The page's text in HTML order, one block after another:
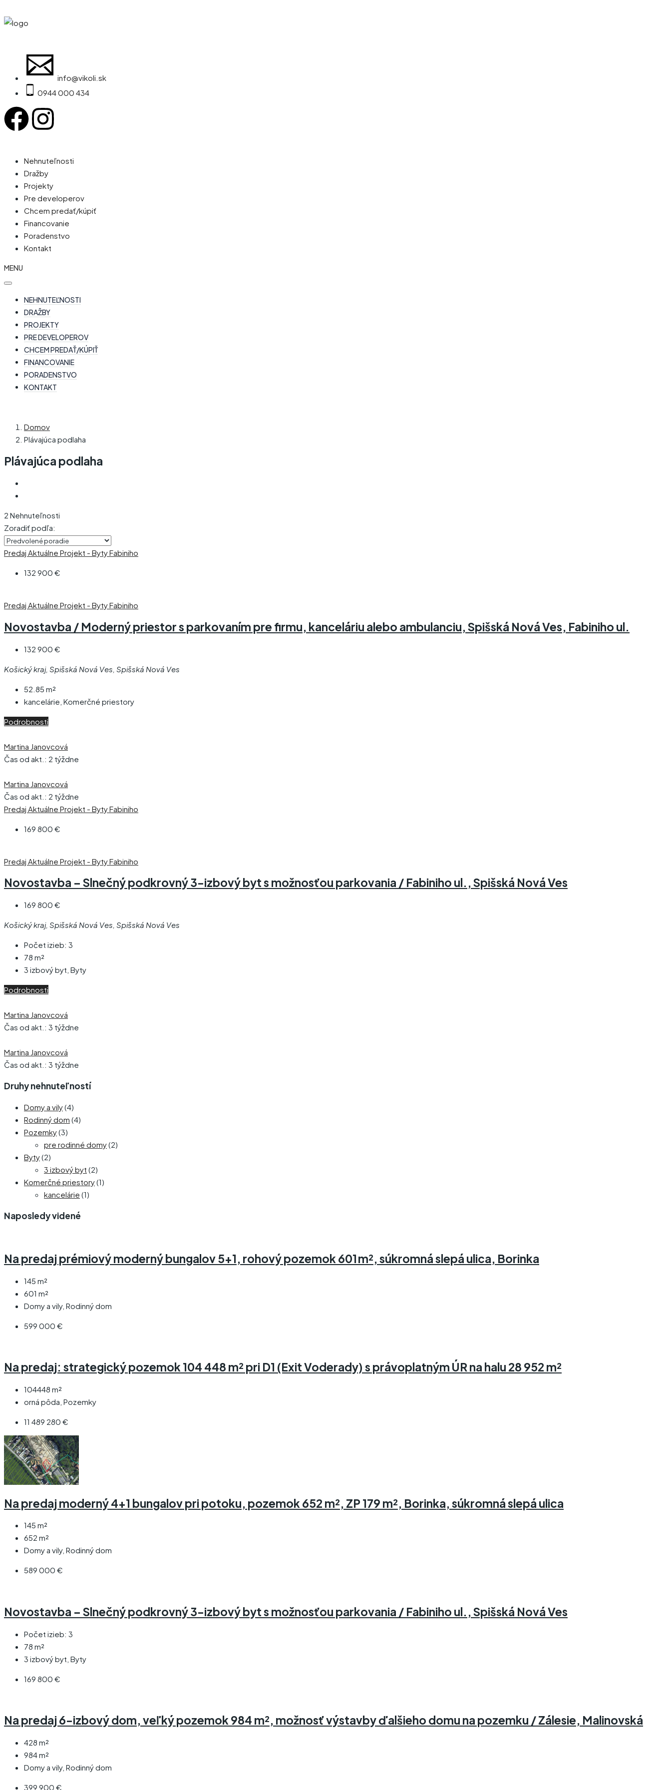
info@vikoli.sk
0944 000 434
Nehnuteľnosti
Dražby
Projekty
Pre developerov
Chcem predať/kúpiť
Financovanie
Poradenstvo
Kontakt
MENU
NEHNUTEĽNOSTI
DRAŽBY
PROJEKTY
PRE DEVELOPEROV
CHCEM PREDAŤ/KÚPIŤ
FINANCOVANIE
PORADENSTVO
KONTAKT
Domov
Plávajúca podlaha
Plávajúca podlaha
2 Nehnuteľnosti
Zoradiť podľa:
Predaj Aktuálne Projekt - Byty Fabiniho
132 900 €
Predaj Aktuálne Projekt - Byty Fabiniho
Novostavba / Moderný priestor s parkovaním pre firmu, kanceláriu alebo ambulanciu, Spišská Nová Ves, Fabiniho ul.
132 900 €
Košický kraj, Spišská Nová Ves, Spišská Nová Ves
52.85 m²
kancelárie, Komerčné priestory
Podrobnosti
Martina Janovcová
Čas od akt.: 2 týždne
Martina Janovcová
Čas od akt.: 2 týždne
Predaj Aktuálne Projekt - Byty Fabiniho
169 800 €
Predaj Aktuálne Projekt - Byty Fabiniho
Novostavba – Slnečný podkrovný 3-izbový byt s možnosťou parkovania / Fabiniho ul., Spišská Nová Ves
169 800 €
Košický kraj, Spišská Nová Ves, Spišská Nová Ves
Počet izieb: 3
78 m²
3 izbový byt, Byty
Podrobnosti
Martina Janovcová
Čas od akt.: 3 týždne
Martina Janovcová
Čas od akt.: 3 týždne
Druhy nehnuteľností
Domy a vily(4)
Rodinný dom (4)
Pozemky(3)
pre rodinné domy(2)
Byty(2)
3 izbový byt (2)
Komerčné priestory(1)
kancelárie (1)
Naposledy videné
Na predaj prémiový moderný bungalov 5+1, rohový pozemok 601 m², súkromná slepá ulica, Borinka
145 m²
601 m²
Domy a vily, Rodinný dom
599 000 €
Na predaj: strategický pozemok 104 448 m² pri D1 (Exit Voderady) s právoplatným ÚR na halu 28 952 m²
104448 m²
orná pôda, Pozemky
11 489 280 €
Na predaj moderný 4+1 bungalov pri potoku, pozemok 652 m², ZP 179 m², Borinka, súkromná slepá ulica
145 m²
652 m²
Domy a vily, Rodinný dom
589 000 €
Novostavba – Slnečný podkrovný 3-izbový byt s možnosťou parkovania / Fabiniho ul., Spišská Nová Ves
Počet izieb: 3
78 m²
3 izbový byt, Byty
169 800 €
Na predaj 6-izbový dom, veľký pozemok 984 m², možnosť výstavby ďalšieho domu na pozemku / Zálesie, Malinovská
428 m²
984m²
Domy a vily, Rodinný dom
399 900 €